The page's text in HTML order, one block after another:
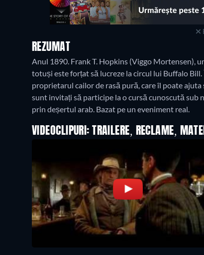
REZUMAT
Anul 1890. Frank T. Hopkins (Viggo Mortensen),
totuși este forțat să lucreze la circul lui Buffalo
proprietarul cailor de rasă pură, care îl poate
sunt invitați să participe la o cursă cunoscută sub
prin deșertul arab. Bazat pe un eveniment real.
VIDEOCLIPURI: TRAILERE, RECLAME,